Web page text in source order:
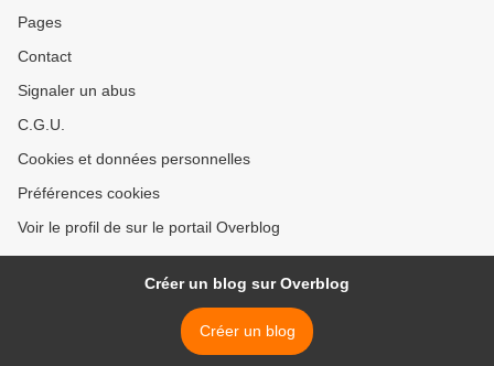
Pages
Contact
Signaler un abus
C.G.U.
Cookies et données personnelles
Préférences cookies
Voir le profil de sur le portail Overblog
Créer un blog sur Overblog
Créer un blog